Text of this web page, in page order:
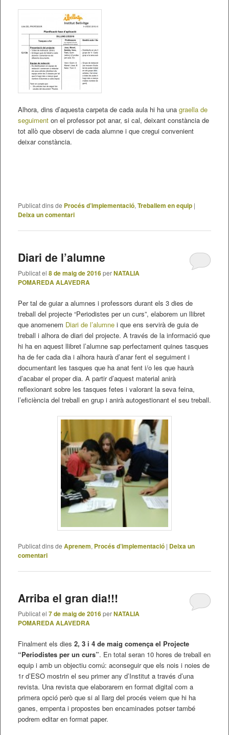
Alhora, dins d’aquesta carpeta de cada aula hi ha una graella de
seguimenton el professor pot anar, si cal, deixant constància de
tot allò que observi de cada alumne i que cregui convenient
deixar constància.
Publicat dins de Procés d’implementació,Treballem en equip |
Deixa un comentari
Diari de l’alumne
Publicat el 8 de maig de 2016perNATALIA
POMAREDA ALAVEDRA
Per tal de guiar a alumnes i professors durant els 3 dies de
treball del projecte “Periodistes per un curs”, elaborem un llibret
que anomenem Diari de l’alumnei que ens servirà de guia de
treball i alhora de diari del projecte. A través de la informació que
hi ha en aquest llibret l’alumne sap perfectament quines tasques
ha de fer cada dia i alhora haurà d’anar fent el seguiment i
documentant les tasques que ha anat fent i/o les que haurà
d’acabar el proper dia. A partir d’aquest material anirà
reflexionant sobre les tasques fetes i valorant la seva feina,
l’eficiència del treball en grup i anirà autogestionant el seu treball.
Publicat dins de Aprenem, Procés d’implementació | Deixa un
comentari
Arriba el gran dia!!!
Publicat el 7 de maig de 2016perNATALIA
POMAREDA ALAVEDRA
Finalment els dies 2, 3 i 4 de maig comença el Projecte
“Periodistes per un curs”. En total seran 10 hores de treball en
equip i amb un objectiu comú: aconseguir que els nois i noies de
1r d’ESO mostrin el seu primer any d’Institut a través d’una
revista. Una revista que elaborarem en format digital com a
primera opció però que si al llarg del procés veiem que hi ha
ganes, empenta i propostes ben encaminades potser també
podrem editar en format paper.